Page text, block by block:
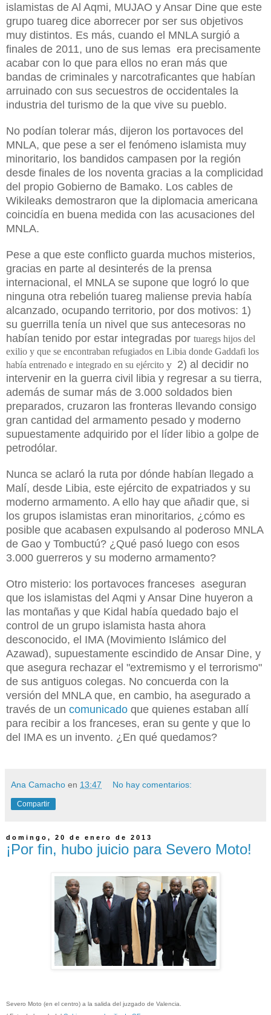
islamistas de Al Aqmi, MUJAO y Ansar Dine que este
grupo tuareg dice aborrecer por ser sus objetivos
muy distintos. Es más, cuando el MNLA surgió a
finales de 2011, uno de sus lemas era precisamente
acabar con lo que para ellos no eran más que
bandas de criminales y narcotraficantes que habían
arruinado con sus secuestros de occidentales la
industria del turismo de la que vive su pueblo.
No podían tolerar más, dijeron los portavoces del
MNLA, que pese a ser el fenómeno islamista muy
minoritario, los bandidos campasen por la región
desde finales de los noventa gracias a la complicidad
del propio Gobierno de Bamako. Los cables de
Wikileaks demostraron que la diplomacia americana
coincidía en buena medida con las acusaciones del
MNLA.
Pese a que este conflicto guarda muchos misterios,
gracias en parte al desinterés de la prensa
internacional, el MNLA se supone que logró lo que
ninguna otra rebelión tuareg maliense previa había
alcanzado, ocupando territorio, por dos motivos: 1)
su guerrilla tenía un nivel que sus antecesoras no
habían tenido por estar integradas por tuaregs hijos del
exilio y que se encontraban refugiados en Libia donde Gaddafi los
había entrenado e integrado en su ejército y 2) al decidir no
intervenir en la guerra civil libia y regresar a su tierra,
además de sumar más de 3.000 soldados bien
preparados, cruzaron las fronteras llevando consigo
gran cantidad del armamento pesado y moderno
supuestamente adquirido por el líder libio a golpe de
petrodólar.
Nunca se aclaró la ruta por dónde habían llegado a
Malí, desde Libia, este ejército de expatriados y su
moderno armamento. A ello hay que añadir que, si
los grupos islamistas eran minoritarios, ¿cómo es
posible que acabasen expulsando al poderoso MNLA
de Gao y Tombuctú? ¿Qué pasó luego con esos
3.000 guerreros y su moderno armamento?
Otro misterio: los portavoces franceses aseguran
que los islamistas del Aqmi y Ansar Dine huyeron a
las montañas y que Kidal había quedado bajo el
control de un grupo islamista hasta ahora
desconocido, el IMA (Movimiento Islámico del
Azawad), supuestamente escindido de Ansar Dine, y
que asegura rechazar el "extremismo y el terrorismo"
de sus antiguos colegas. No concuerda con la
versión del MNLA que, en cambio, ha asegurado a
través de un comunicado que quienes estaban allí
para recibir a los franceses, eran su gente y que lo
del IMA es un invento. ¿En qué quedamos?
Ana Camacho en 13:47 No hay comentarios:
Compartir
domingo, 20 de enero de 2013
¡Por fin, hubo juicio para Severo Moto!
Severo Moto (en el centro) a la salida del juzgado de Valencia.